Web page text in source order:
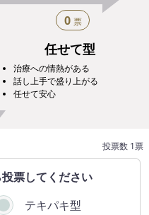
0 票
任せて型
治療への情熱がある
話し上手で盛り上がる
任せて安心
投票数 1票
票してください
テキパキ型